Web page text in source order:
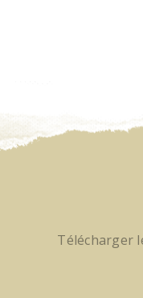
Télécharger